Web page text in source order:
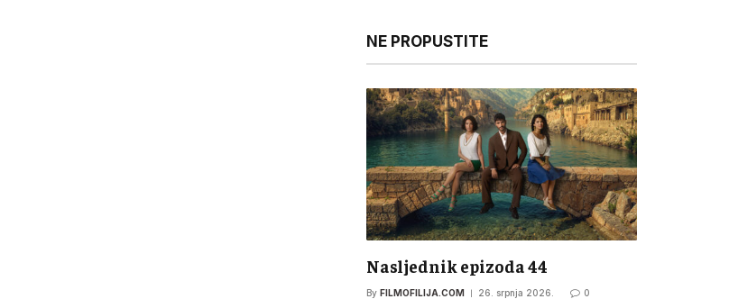
NE PROPUSTITE
Nasljednik epizoda 44
By FILMOFILIJA.COM 26. srpnja 2026. 0